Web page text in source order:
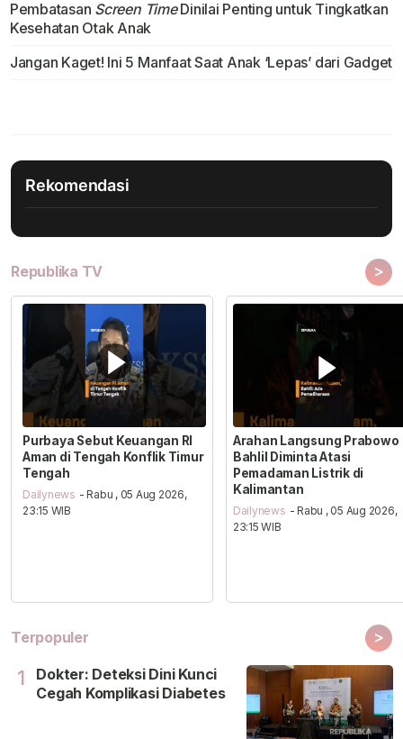
Pembatasan Screen TimeDinilai Penting untuk Tingkatkan
Kesehatan Otak Anak
Jangan Kaget! Ini 5 Manfaat Saat Anak ‘Lepas’ dari Gadget
Rekomendasi
Republika TV >
Purbaya Sebut Keuangan RI
Aman di Tengah Konflik Timur
Tengah
Dailynews - Rabu , 05 Aug 2026,
23:15 WIB
Arahan Langsung Prabowo
Bahlil Diminta Atasi
Pemadaman Listrik di
Kalimantan
Dailynews - Rabu , 05 Aug 2026,
23:15 WIB
Terpopuler >
1
Dokter: Deteksi Dini Kunci
Cegah Komplikasi Diabetes